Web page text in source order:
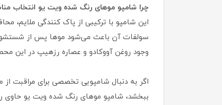
چرا شامپو موهای رنگ شده ویت یو انتخاب
این شامپو با ترکیبی از پاک کنندگی ملایم،
سولفات آن باعث می‌شود موها پس از شستشو
وجود روغن آووکادو و عصاره رزهیپ در این
اگر به دنبال شامپویی تخصصی برای مراقبت
ببخشد، شامپو موهای رنگ شده ویت یو حاوی